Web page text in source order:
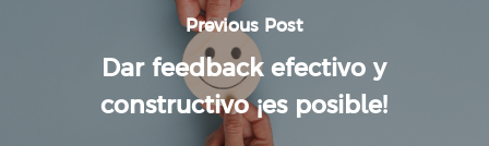
Previous Post
Dar feedback efectivo y
constructivo ¡es posible!